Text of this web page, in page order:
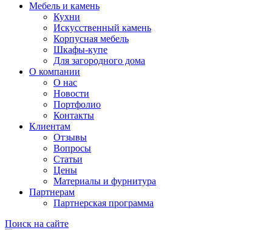
Мебель и камень
Кухни
Искусственный камень
Корпусная мебель
Шкафы-купе
Для загородного дома
О компании
О нас
Новости
Портфолио
Контакты
Клиентам
Отзывы
Вопросы
Статьи
Цены
Материалы и фурнитура
Партнерам
Партнерская программа
Поиск на сайте